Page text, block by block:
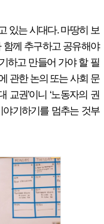
있는 시대다. 마땅히 보
께 추구하고 공유해야
하고 만들어 가야 할 필
관한 논의 또는 사회 문
교권’이니 ‘노동자의 권
야기하기를 멈추는 것부